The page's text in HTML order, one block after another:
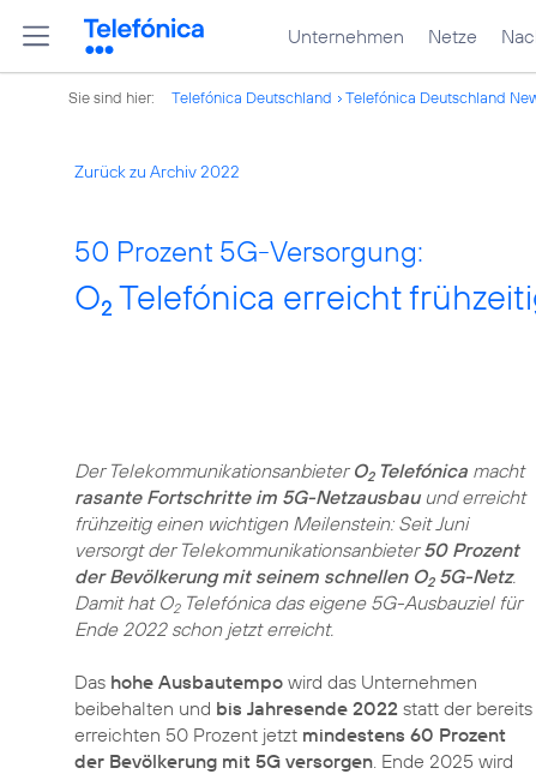
Unternehmen Netze
Sie sind hier: Telefónica Deutschland Telefónica Deutschland
Zurück zu Archiv 2022
50 Prozent 5G-Versorgung:
O2 Telefónica erreicht
Der Telekommunikationsanbieter O2Telefónica macht
rasante Fortschritte im 5G-Netzausbauund erreicht
frühzeitig einen wichtigen Meilenstein: Seit Juni
versorgt der Telekommunikationsanbieter50 Prozent
der Bevölkerung mit seinem schnellen O25G-Netz.
Damit hat O2Telefónica das eigene 5G-Ausbauziel für
Ende 2022 schon jetzt erreicht.
Das hohe Ausbautempo wird das Unternehmen
beibehalten und bis Jahresende 2022 statt der bereits
erreichten 50 Prozent jetzt mindestens 60 Prozent
der Bevölkerung mit 5G versorgen. Ende 2025 wird